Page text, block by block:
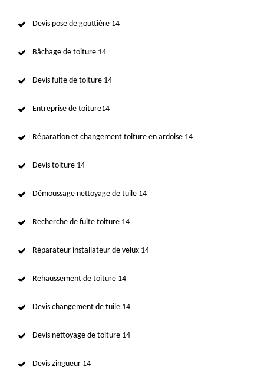
Devis pose de gouttière 14
Bâchage de toiture 14
Devis fuite de toiture 14
Entreprise de toiture14
Réparation et changement toiture en ardoise 14
Devis toiture 14
Démoussage nettoyage de tuile 14
Recherche de fuite toiture 14
Réparateur installateur de velux 14
Rehaussement de toiture 14
Devis changement de tuile 14
Devis nettoyage de toiture 14
Devis zingueur 14